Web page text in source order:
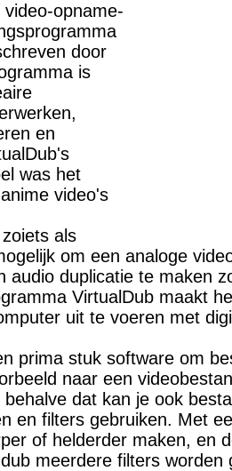
video-opname-
door
is
en
was het
video's
als
om een analoge
audio duplicatie te maken
VirtualDub maakt
uit te voeren met
prima stuk software om
naar een
dat kan je ook
en filters gebruiken. Met
of helderder maken, en
meerdere filters worden